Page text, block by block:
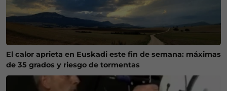
El calor aprieta en Euskadi este fin de semana: máximas
de 35 grados y riesgo de tormentas